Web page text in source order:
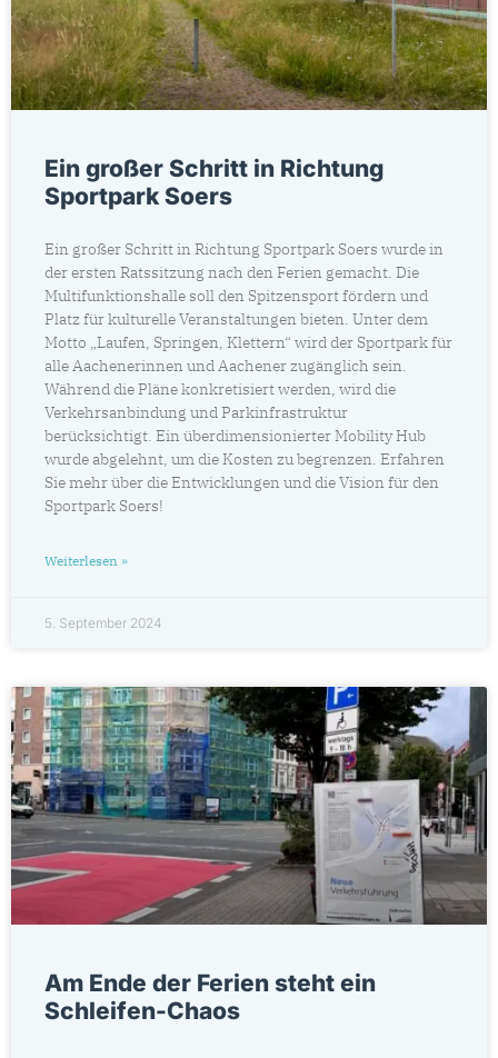
Ein großer Schritt in Richtung
Sportpark Soers
Ein großer Schritt in Richtung Sportpark Soers wurde in
der ersten Ratssitzung nach den Ferien gemacht. Die
Multifunktionshalle soll den Spitzensport fördern und
Platz für kulturelle Veranstaltungen bieten. Unter dem
Motto „Laufen, Springen, Klettern“ wird der Sportpark für
alle Aachenerinnen und Aachener zugänglich sein.
Während die Pläne konkretisiert werden, wird die
Verkehrsanbindung und Parkinfrastruktur
berücksichtigt. Ein überdimensionierter Mobility Hub
wurde abgelehnt, um die Kosten zu begrenzen. Erfahren
Sie mehr über die Entwicklungen und die Vision für den
Sportpark Soers!
Weiterlesen »
5. September 2024
Am Ende der Ferien steht ein
Schleifen-Chaos